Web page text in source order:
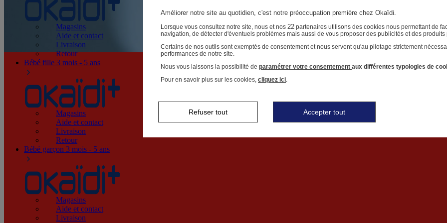
Magasins
Aide et contact
Livraison
Retour
Bébé fille 3 mois - 5 ans
Magasins
Aide et contact
Livraison
Retour
Bébé garçon 3 mois - 5 ans
Magasins
Aide et contact
Livraison
LAST DAYS
Améliorer notre site au quotidien, c'est notre préoccupation première chez Okaïdi.
Lorsque vous consultez notre site, nous et nos 22 partenaires utilisons des cookies nous permettant de
navigation, de détecter d'éventuels problèmes mais aussi de vous proposer des publicités et des
Certains de nos outils sont exemptés de consentement et nous servent qu'au pilotage strictement
performances de notre site.
Nous vous laissons la possibilité de paramétrer votre consentement aux différentes typologies de
Pour en savoir plus sur les cookies, cliquez ici.
Refuser tout Accepter tout